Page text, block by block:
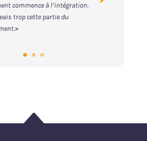
commence à l’intégration.
trop cette partie du
»
B